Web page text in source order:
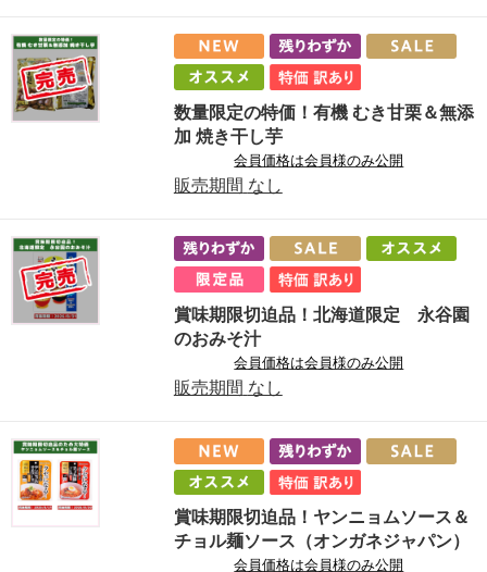
数量限定の特価！有機 むき甘栗＆無添
加 焼き干し芋
会員価格は会員様のみ公開
販売期間 なし
賞味期限切迫品！北海道限定 永谷園
のおみそ汁
会員価格は会員様のみ公開
販売期間 なし
賞味期限切迫品！ヤンニョムソース＆
チョル麺ソース（オンガネジャパン）
会員価格は会員様のみ公開